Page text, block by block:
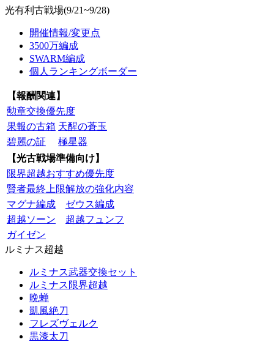
光有利古戦場(9/21~9/28)
開催情報/変更点
3500万編成
SWARM編成
個人ランキングボーダー
【報酬関連】
勲章交換優先度
果報の古箱 天醒の蒼玉
碧麗の証
極星器
【光古戦場準備向け】
限界超越おすすめ優先度
賢者最終上限解放の強化内容
マグナ編成
ゼウス編成
超越ソーン
超越フュンフ
ガイゼン
ルミナス超越
ルミナス武器交換セット
ルミナス限界超越
晩蝉
凱風絶刀
フレズヴェルク
黒漆太刀